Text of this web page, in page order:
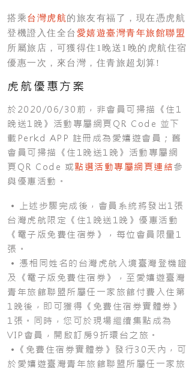
搭乘台灣虎航的旅友有福了，現在憑虎航
登機證入住全台愛嬉遊臺灣青年旅館聯盟
所屬旅店，可獲得住1晚送1晚的虎航住宿
優惠一次，來台灣，住青旅超划算!
虎航優惠方案
於2020/06/30前，非會員可掃描《住1
晚送1晚》活動專屬網頁QR Code 並下
載Perkd APP 註冊成為愛嬉遊會員；舊
會員可掃描《住1晚送1晚》活動專屬網
頁QR Code 或點選活動專屬網頁連結參
與優惠活動。
• 上述步驟完成後，會員系統將發出1張
台灣虎航限定《住1晚送1晚》優惠活動
《電子版免費住宿券》，每位會員限量1
張。
• 憑相同姓名的台灣虎航入境臺灣登機證
及《電子版免費住宿券》，至愛嬉遊臺灣
青年旅館聯盟所屬任一家旅館付費入住第
1晚後，即可獲得《免費住宿券實體券》
1張。同時，您可於現場繼續集點成為
VIP會員，開啟訂房9折環台之旅。
•《免費住宿券實體券》發行30天內，可
於愛嬉遊臺灣青年旅館聯盟所屬任一家旅